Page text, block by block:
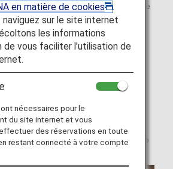
to carry out research into the
that we can make the boarding
preventing crowding in the aisles
cabin, by having window seat
aircraft first, followed by those in
those in aisle seats. We have
this boarding order for our
our Priority Boarding Service
suspended, and invite passengers to
order shown below.
en matière de cookies
.
naviguez sur le site internet
les informations
de vous faciliter l'utilisation de
nécessaires pour le
du site internet et vous
des réservations en toute
restant connecté à votre compte